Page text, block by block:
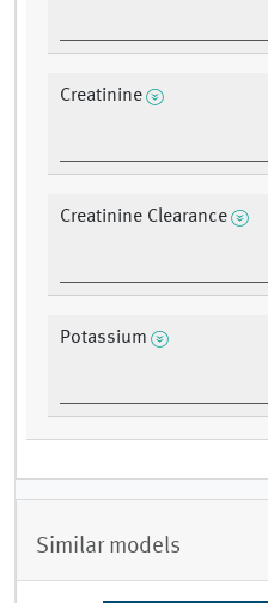
Creatinine
Creatinine Clearance
Potassium
Similar models